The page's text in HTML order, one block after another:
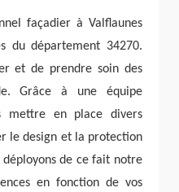
façadier à Valflaunes
du département 34270.
et de prendre soin des
Grâce à une équipe
mettre en place divers
le design et la protection
de ce fait notre
en fonction de vos